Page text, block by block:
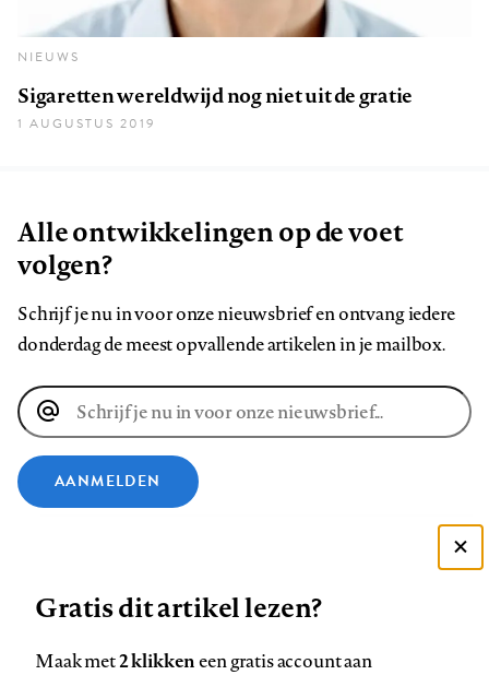
NIEUWS
Sigaretten wereldwijd nog niet uit de gratie
1 AUGUSTUS 2019
Alle ontwikkelingen op de voet
volgen?
Schrijf je nu in voor onze nieuwsbrief en ontvang iedere
donderdag de meest opvallende artikelen in je mailbox.
E-
mailadres
AANMELDEN
Volg
ons
Volg
ons
Volg
ons
Volg
ons
Volg
ons
ons
Zie onze cookie policy
Gratis dit artikel lezen?
Maak met2 klikkeneen gratis account aan